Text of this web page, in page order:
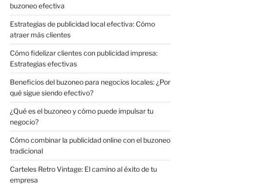
buzoneo efectiva
Estrategias de publicidad local efectiva: Cómo
atraer más clientes
Cómo fidelizar clientes con publicidad impresa:
Estrategias efectivas
Beneficios del buzoneo para negocios locales: ¿Por
qué sigue siendo efectivo?
¿Qué es el buzoneo y cómo puede impulsar tu
negocio?
Cómo combinar la publicidad online con el buzoneo
tradicional
Carteles Retro Vintage: El camino al éxito de tu
empresa